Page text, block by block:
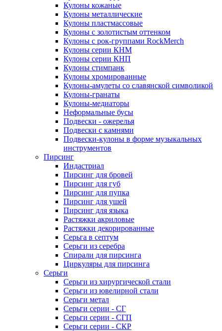
Кулоны кожаные
Кулоны металлические
Кулоны пластмассовые
Кулоны с золотистым оттенком
Кулоны с рок-группами RockMerch
Кулоны серии КНМ
Кулоны серии КНП
Кулоны стимпанк
Кулоны хромированные
Кулоны-амулеты со славянской символикой
Кулоны-гранаты
Кулоны-медиаторы
Неформальные бусы
Подвески - ожерелья
Подвески с камнями
Подвески-кулоны в форме музыкальных
инструментов
Пирсинг
Индастриал
Пирсинг для бровей
Пирсинг для губ
Пирсинг для пупка
Пирсинг для ушей
Пирсинг для языка
Растяжки акриловые
Растяжки декорированные
Серьга в септум
Серьги из серебра
Спирали для пирсинга
Циркуляры для пирсинга
Серьги
Серьги из хирургической стали
Серьги из ювелирной стали
Серьги метал
Серьги серии - СГ
Серьги серии - СГП
Серьги серии - СКР